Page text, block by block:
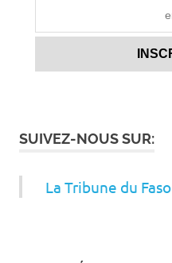
SUIVEZ-NOUS SUR:
La Tribune du Faso